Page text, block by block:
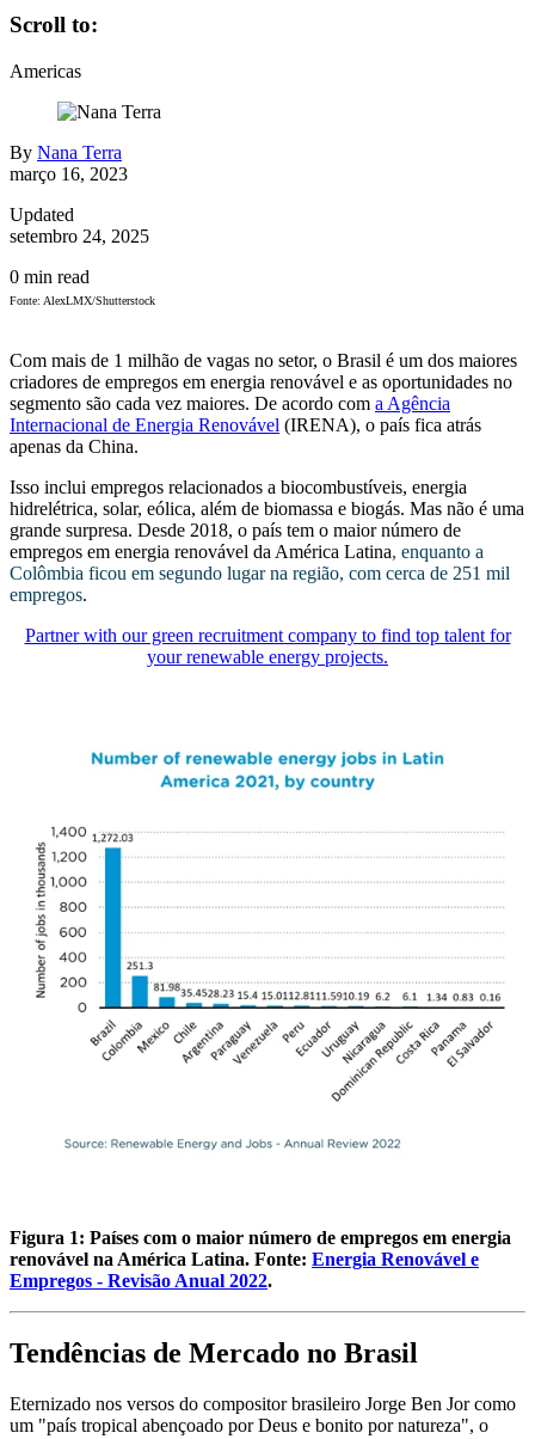
Scroll to:
Americas
By Nana Terra
março 16, 2023
Updated
setembro 24, 2025
0 min read
Fonte: AlexLMX/Shutterstock
Com mais de 1 milhão de vagas no setor, o Brasil é um dos maiores
criadores de empregos em energia renovável e as oportunidades no
segmento são cada vez maiores. De acordo com a Agência
Internacional de Energia Renovável (IRENA), o país fica atrás
apenas da China.
Isso inclui empregos relacionados a biocombustíveis, energia
hidrelétrica, solar, eólica, além de biomassa e biogás. Mas não é uma
grande surpresa. Desde 2018, o país tem o maior número de
empregos em energia renovável da América Latina, enquanto a
Colômbia ficou em segundo lugar na região, com cerca de 251 mil
empregos.
Partner with our green recruitment company to find top talent for
your renewable energy projects.
Figura 1: Países com o maior número de empregos em energia
renovável na América Latina. Fonte: Energia Renovável e
Empregos - Revisão Anual 2022.
Tendências de Mercado no Brasil
Eternizado nos versos do compositor brasileiro Jorge Ben Jor como
um "país tropical abençoado por Deus e bonito por natureza", o